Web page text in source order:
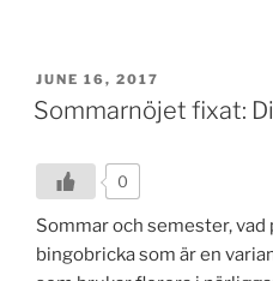
POSTED
ON
JUNE 16, 2017
Sommarnöjet fixat:
0
Sommar och semester, vad
bingobricka som är en